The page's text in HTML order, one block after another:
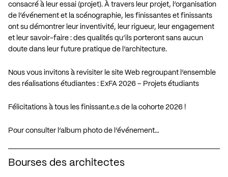
consacré à leur essai (projet). À travers leur projet, l’organisation
de l’événement et la scénographie, les finissantes et finissants
ont su démontrer leur inventivité, leur rigueur, leur engagement
et leur savoir-faire : des qualités qu’ils porteront sans aucun
doute dans leur future pratique de l’architecture.
Nous vous invitons à revisiter le site Web regroupant l’ensemble
des réalisations étudiantes : ExFA 2026 – Projets étudiants
Félicitations à tous les finissant.e.s de la cohorte 2026 !
Pour consulter l’album photo de l’événement…
Bourses des architectes